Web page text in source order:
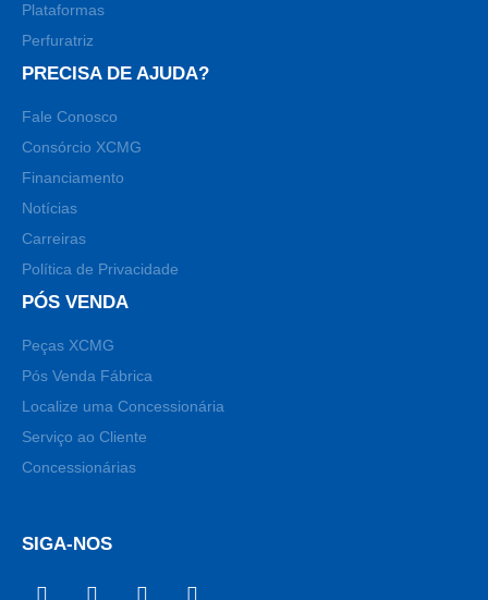
Plataformas
Perfuratriz
PRECISA DE AJUDA?
Fale Conosco
Consórcio XCMG
Financiamento
Notícias
Carreiras
Política de Privacidade
PÓS VENDA
Peças XCMG
Pós Venda Fábrica
Localize uma Concessionária
Serviço ao Cliente
Concessionárias
SIGA-NOS